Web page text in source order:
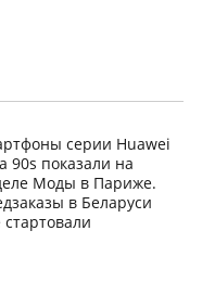
серии Huawei
90s показали на
Моды в Париже.
в Беларуси
стартовали